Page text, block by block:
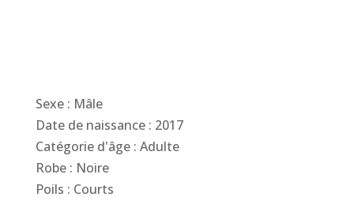
Sexe : Mâle
Date de naissance : 2017
Catégorie d'âge : Adulte
Robe : Noire
Poils : Courts